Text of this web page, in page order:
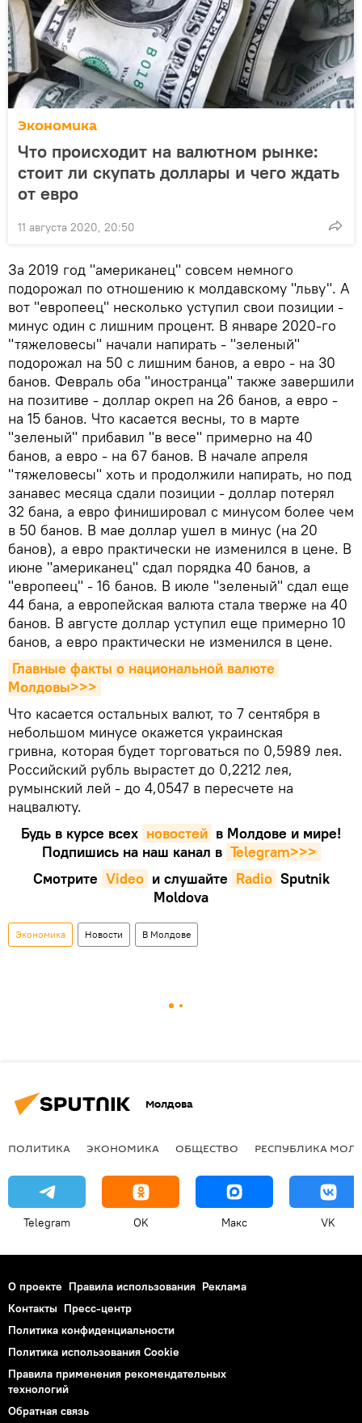
Экономика
Что происходит на валютном рынке:
стоит ли скупать доллары и чего ждать
от евро
11 августа 2020, 20:50
За 2019 год "американец" совсем немного
подорожал по отношению к молдавскому "льву". А
вот "европеец" несколько уступил свои позиции -
минус один с лишним процент. В январе 2020-го
"тяжеловесы" начали напирать - "зеленый"
подорожал на 50 с лишним банов, а евро - на 30
банов. Февраль оба "иностранца" также завершили
на позитиве - доллар окреп на 26 банов, а евро -
на 15 банов. Что касается весны, то в марте
"зеленый" прибавил "в весе" примерно на 40
банов, а евро - на 67 банов. В начале апреля
"тяжеловесы" хоть и продолжили напирать, но под
занавес месяца сдали позиции - доллар потерял
32 бана, а евро финишировал с минусом более чем
в 50 банов. В мае доллар ушел в минус (на 20
банов), а евро практически не изменился в цене. В
июне "американец" сдал порядка 40 банов, а
"европеец" - 16 банов. В июле "зеленый" сдал еще
44 бана, а европейская валюта стала тверже на 40
банов. В августе доллар уступил еще примерно 10
банов, а евро практически не изменился в цене.
Главные факты о национальной валюте
Молдовы>>>
Что касается остальных валют, то 7 сентября в
небольшом минусе окажется украинская
гривна, которая будет торговаться по 0,5989 лея.
Российский рубль вырастет до 0,2212 лея,
румынский лей - до 4,0547 в пересчете на
нацвалюту.
Будь в курсе всех новостей в Молдове и мире!
Подпишись на наш канал в Telegram>>>
Смотрите Video и слушайте Radio Sputnik
Moldova
Экономика Новости В Молдове
Молдова
ПОЛИТИКА ЭКОНОМИКА ОБЩЕСТВО РЕСПУБЛИКА
Telegram OK Макс VK
О проекте Правила использования Реклама
Контакты Пресс-центр
Политика конфиденциальности
Политика использования Cookie
Правила применения рекомендательных
технологий
Обратная связь